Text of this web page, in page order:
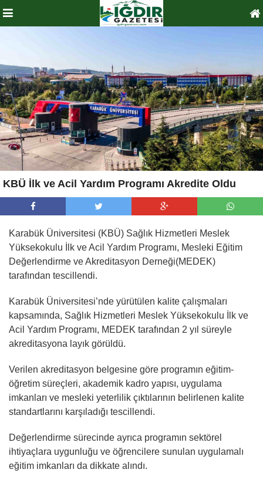
KBÜ İlk ve Acil Yardım Programı Akredite Oldu
Karabük Üniversitesi (KBÜ) Sağlık Hizmetleri Meslek
Yüksekokulu İlk ve Acil Yardım Programı, Mesleki Eğitim
Değerlendirme ve Akreditasyon Derneği(MEDEK)
tarafından tescillendi.
Karabük Üniversitesi’nde yürütülen kalite çalışmaları
kapsamında, Sağlık Hizmetleri Meslek Yüksekokulu İlk ve
Acil Yardım Programı, MEDEK tarafından 2 yıl süreyle
akreditasyona layık görüldü.
Verilen akreditasyon belgesine göre programın eğitim-
öğretim süreçleri, akademik kadro yapısı, uygulama
imkanları ve mesleki yeterlilik çıktılarının belirlenen kalite
standartlarını karşıladığı tescillendi.
Değerlendirme sürecinde ayrıca programın sektörel
ihtiyaçlara uygunluğu ve öğrencilere sunulan uygulamalı
eğitim imkanları da dikkate alındı.